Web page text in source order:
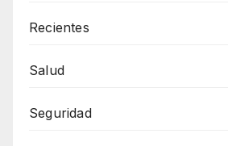
Recientes
Salud
Seguridad